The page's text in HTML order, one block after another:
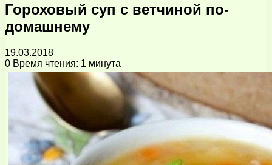
Гороховый суп с ветчиной по-
домашнему
19.03.2018
0 Время чтения: 1 минута